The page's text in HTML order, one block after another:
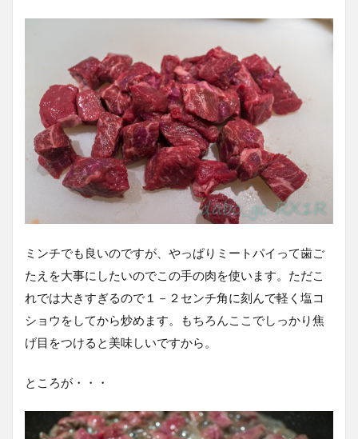
ミンチでも良いのですが、やっぱりミートパイって歯ご
たえを大事にしたいのでこの手の肉を使います。ただこ
れでは大きすぎるので１－２センチ角に刻んで軽く塩コ
ショウをしてから炒めます。もちろんここでしっかり焦
げ目をつけると美味しいですから。
ところが・・・